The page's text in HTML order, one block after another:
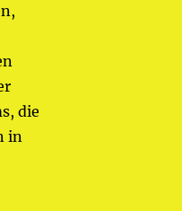
die
in